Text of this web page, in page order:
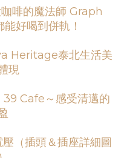
啡的魔法師 Graph
好喝到併軌！
Heritage泰北生活美
現
39 Cafe～感受清邁的
（插頭＆插座詳細圖